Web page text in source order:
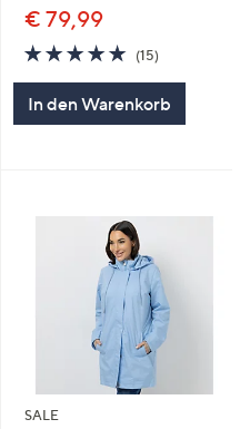
€ 79,99
4.9
von
(15)15
In den Warenkorb
SALE